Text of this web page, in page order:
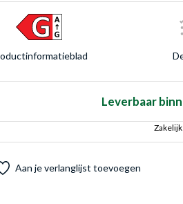
Leverbaar
Aan je verlanglijst toevoegen